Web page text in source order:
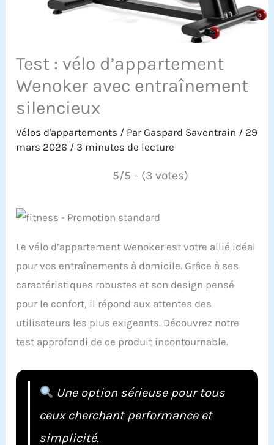
Test : vélo d’appartement
Wenoker avec entraînement
silencieux
Vélos d'appartements / ParGaspard Saventrain / 29
mars 2026 / 3 minutes de lecture
5/5 - (3 votes)
Le vélo d’appartement Wenoker est votre allié idéal
pour vos entraînements à domicile. Grâce à ses
caractéristiques robustes et son design pensé
pour le confort, il répond aux attentes des
utilisateurs les plus exigeants. Découvrez notre
test approfondi de ce produit incontournable.
Une option sérieuse pour tous
ceux cherchant performance et
simplicité.